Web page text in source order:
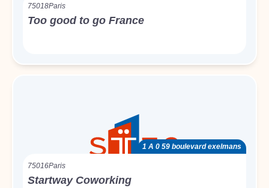
75018Paris
Too good to go France
1 A 0 59 boulevard exelmans
75016Paris
Startway Coworking